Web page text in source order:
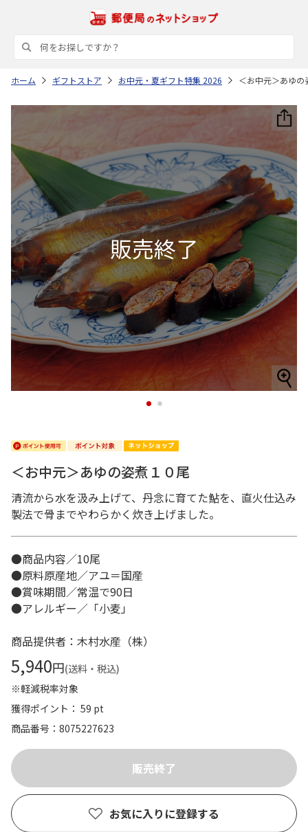
ホーム ギフトストア お中元・夏ギフト特集 2026 ＜お中元＞あゆの
1 2
＜お中元＞あゆの姿煮１０尾
清流から水を汲み上げて、丹念に育てた鮎を、直火仕込み
製法で骨までやわらかく炊き上げました。
●商品内容／10尾
●原料原産地／アユ＝国産
●賞味期間／常温で90日
●アレルギー／「小麦」
商品提供者：木村水産（株）
5,940円(送料・税込)
※軽減税率対象
獲得ポイント： 59 pt
商品番号
8075227623
お気に入りに登録する